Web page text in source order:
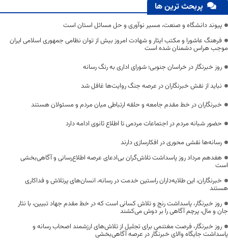
پربحث ترین ها
پیوند دانشگاه و صنعت، مسیر نوآوری و حل مسائل استان است
فرهنگ عاشورا و مکتب ایثار و شهادت امروز بیش از توان نظامی جمهوری اسلامی ایران
موجب هراس دشمنان شده است
روز خبرنگار در خراسان جنوبی؛ شورای اداری به رنگ رسانه
نباید از نقش خبرنگاران در عرصه جنگ روایت‌ها غافل شد
خبرنگاران در خط مقدم جامعه و حلقه ارتباطی میان مردم و مسئولان هستند
حضور شبانه مردم در اجتماعات مردمی تا اطلاع ثانوی ادامه دارد
رسانه‌ها نقشی محوری در افکارسازی دارند
هفدهم مرداد روز پاسداشت تلاش‌گران بی‌ادعای عرصه اطلاع‌رسانی و آگاهی‌بخشی
است
خبرنگاران، این طلایه‌داران راستین خدمت در رسانه، انسان‌های پرتلاش و فداکاری
هستند
روز خبرنگار، پاسداشت رنج و تلاش کسانی است که در خط مقدم جهاد تبیین، با نثار
جان و مال، پرچم آگاهی را بر دوش می‌کشند
روز خبرنگار، فرصت مغتنمی برای تجلیل از تلاش‌های ارزشمند اصحاب رسانه و
پاسداشت جایگاه والای خبرنگار در عرصه آگاهی‌بخشی